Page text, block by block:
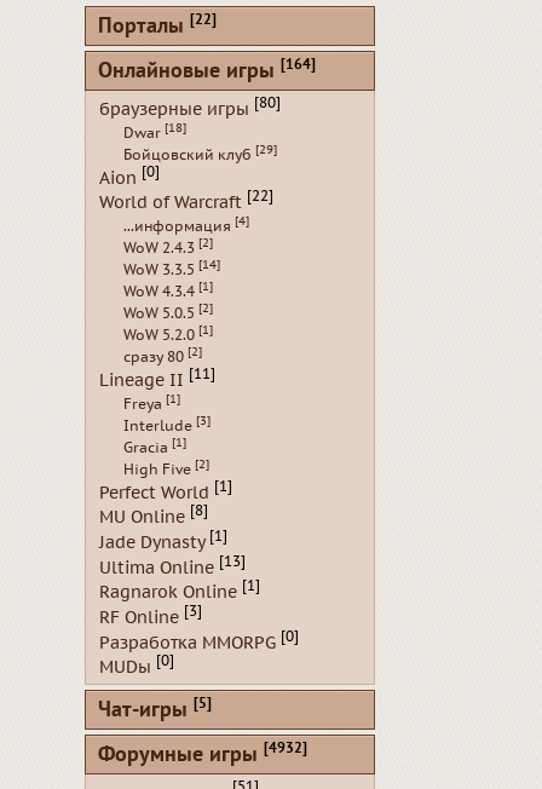
Порталы [22]
Онлайновые игры [164]
браузерные игры [80]
Dwar [18]
Бойцовский клуб [29]
Aion [0]
World of Warcraft [22]
...информация [4]
WoW 2.4.3 [2]
WoW 3.3.5 [14]
WoW 4.3.4 [1]
WoW 5.0.5 [2]
WoW 5.2.0 [1]
сразу 80 [2]
Lineage II [11]
Freya [1]
Interlude [3]
Gracia [1]
High Five [2]
Perfect World [1]
MU Online [8]
Jade Dynasty [1]
Ultima Online [13]
Ragnarok Online [1]
RF Online [3]
Разработка MMORPG [0]
MUDы [0]
Чат-игры [5]
Форумные игры [4932]